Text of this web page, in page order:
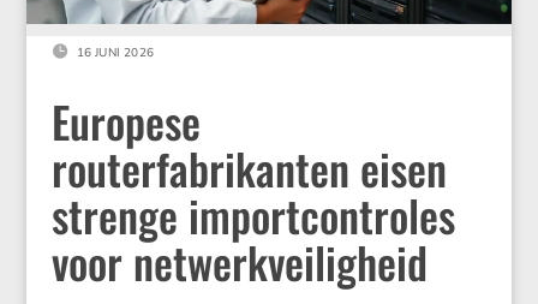
 16 JUNI 2026
Europese
routerfabrikanten eisen
strenge importcontroles
voor netwerkveiligheid